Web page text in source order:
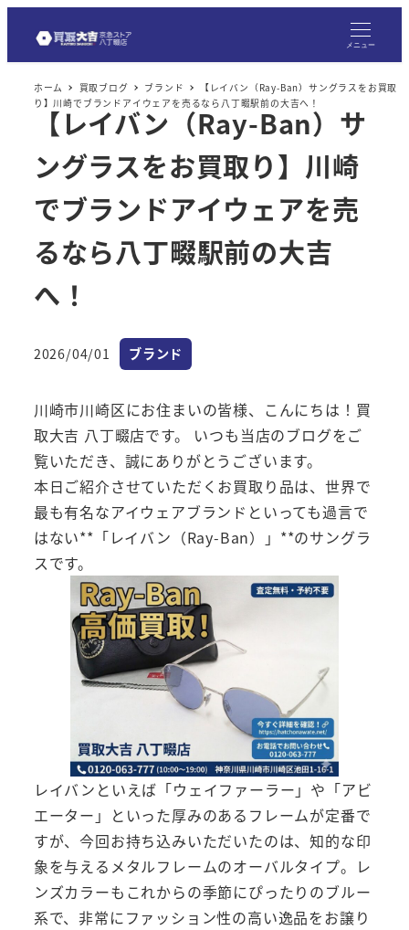
メニュー
ホーム 買取ブログ ブランド
【レイバン（Ray-Ban）サングラスをお買取
り】川崎でブランドアイウェアを売るなら八丁畷駅前の大吉へ！
【レイバン（Ray-Ban）サ
ングラスをお買取り】川崎
でブランドアイウェアを売
るなら八丁畷駅前の大吉
へ！
投稿日
2026/04/01 カテゴリー
ブランド
川崎市川崎区にお住まいの皆様、こんにちは！買
取大吉 八丁畷店です。 いつも当店のブログをご
覧いただき、誠にありがとうございます。
本日ご紹介させていただくお買取り品は、世界で
最も有名なアイウェアブランドといっても過言で
はない**「レイバン（Ray-Ban）」**のサングラ
スです。
レイバンといえば「ウェイファーラー」や「アビ
エーター」といった厚みのあるフレームが定番で
すが、今回お持ち込みいただいたのは、知的な印
象を与えるメタルフレームのオーバルタイプ。レ
ンズカラーもこれからの季節にぴったりのブルー
系で、非常にファッション性の高い逸品をお譲り